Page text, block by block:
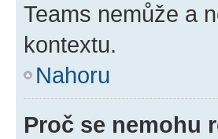
Teams nemůže a
kontextu.
Nahoru
Proč se nemohu